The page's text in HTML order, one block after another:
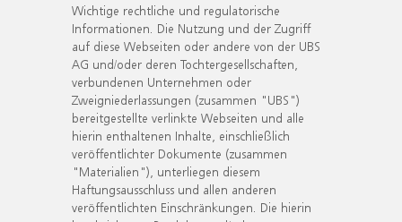
Wichtige rechtliche und regulatorische
Informationen. Die Nutzung und der Zugriff
auf diese Webseiten oder andere von der UBS
AG und/oder deren Tochtergesellschaften,
verbundenen Unternehmen oder
Zweigniederlassungen (zusammen "UBS")
bereitgestellte verlinkte Webseiten und alle
hierin enthaltenen Inhalte, einschließlich
veröffentlichter Dokumente (zusammen
"Materialien"), unterliegen diesem
Haftungsausschluss und allen anderen
veröffentlichten Einschränkungen. Die hierin